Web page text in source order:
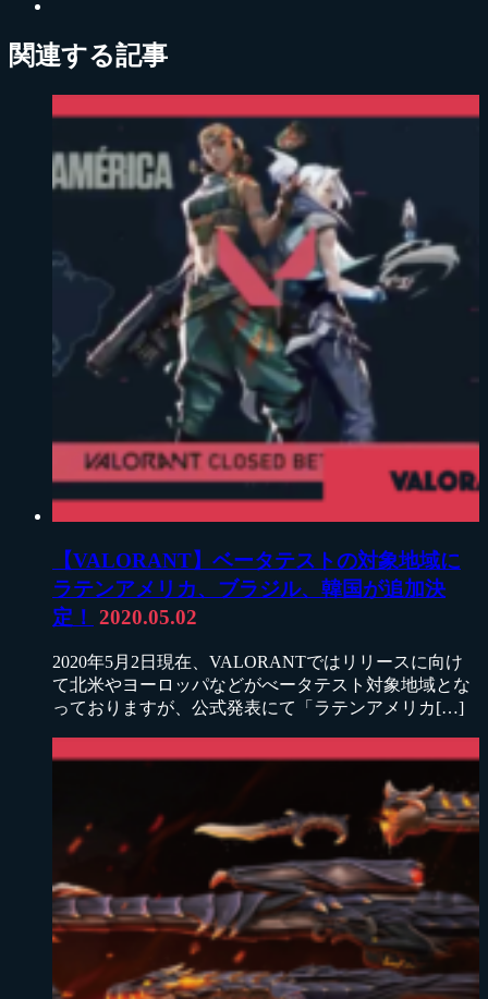
関連する記事
【VALORANT】ベータテストの対象地域に
ラテンアメリカ、ブラジル、韓国が追加決
定！ 2020.05.02
2020年5月2日現在、VALORANTではリリースに向け
て北米やヨーロッパなどがべータテスト対象地域とな
っておりますが、公式発表にて「ラテンアメリカ[…]